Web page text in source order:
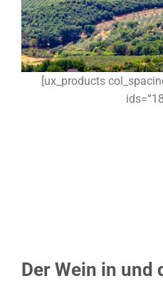
[ux_products
Der Wein in und